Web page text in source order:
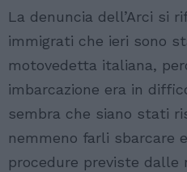
La denuncia dell’Arci si
immigrati che ieri sono
motovedetta italiana,
imbarcazione era in
sembra che siano stati
nemmeno farli sbarcare
procedure previste dalle